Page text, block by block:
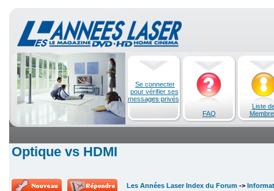
Se connecter
pour vérifier ses
messages privés
FAQ
Liste
Optique vs HDMI
Les Années Laser Index du Forum ->